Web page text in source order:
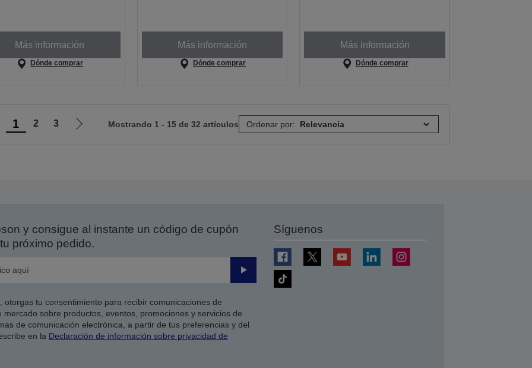
Más información
Dónde comprar
Más información
Dónde comprar
Más información
Dónde comprar
1 2 3
Ir
Mostrando 1 - 15 de 32 artículos Ordenar por:
y consigue al instante un código de cupón
próximo pedido.
Enviar
tu consentimiento para recibir comunicaciones de
sobre productos, eventos, promociones y servicios de
de comunicación electrónica, a partir de tus preferencias y del
en la Declaración de información sobre privacidad de
Síguenos